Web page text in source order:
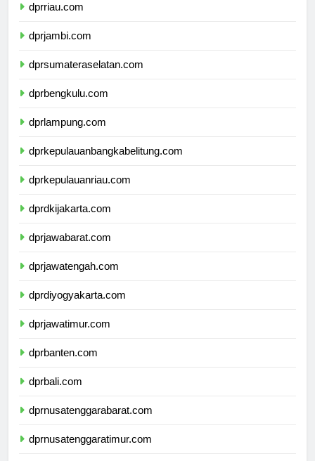
dprriau.com
dprjambi.com
dprsumateraselatan.com
dprbengkulu.com
dprlampung.com
dprkepulauanbangkabelitung.com
dprkepulauanriau.com
dprdkijakarta.com
dprjawabarat.com
dprjawatengah.com
dprdiyogyakarta.com
dprjawatimur.com
dprbanten.com
dprbali.com
dprnusatenggarabarat.com
dprnusatenggaratimur.com